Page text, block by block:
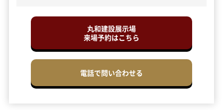
丸和建設展示場
来場予約はこちら
電話で問い合わせる